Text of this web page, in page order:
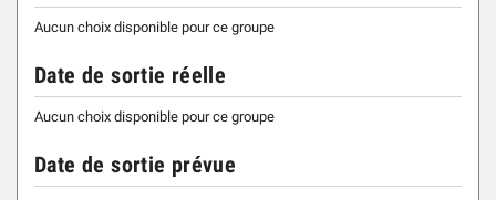
Aucun choix disponible pour ce groupe
Date de sortie réelle
Aucun choix disponible pour ce groupe
Date de sortie prévue